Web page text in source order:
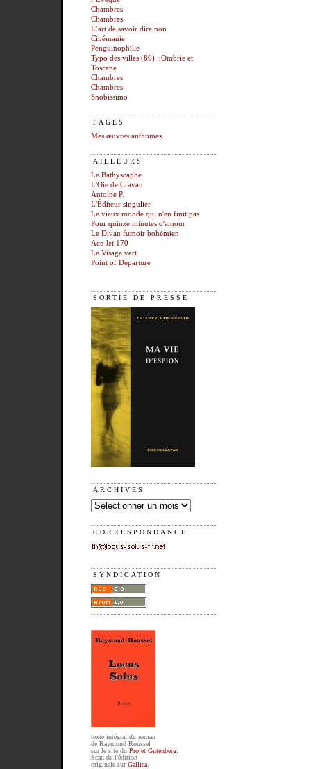
Chambres
Chambres
L’art de savoir dire non
Cinémanie
Penguinophilie
Typo des villes (80) : Ombrie et
Toscane
Chambres
Chambres
Snobissimo
PAGES
Mes œuvres anthumes
AILLEURS
Le Bathyscaphe
L'Oie de Cravan
Antoine P.
L'Éditeur singulier
Le vieux monde qui n'en finit pas
Pour quinze minutes d'amour
Le Divan fumoir bohémien
Ace Jet 170
Le Visage vert
Point of Departure
SORTIE DE PRESSE
ARCHIVES
CORRESPONDANCE
SYNDICATION
texte intégral du roman
de Raymond Roussel
sur le site du Projet Gutenberg.
Scan de l'édition
originale surGallica.